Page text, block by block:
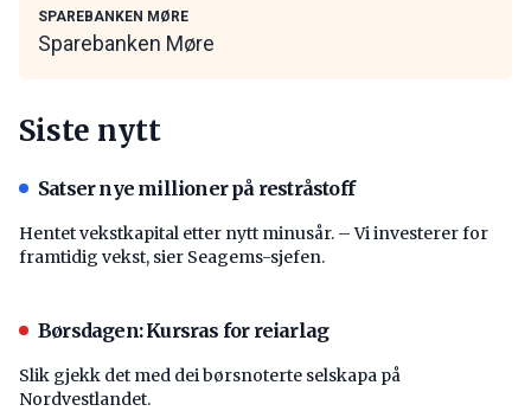
SPAREBANKEN MØRE
Sparebanken Møre
Siste nytt
Satser nye millioner på restråstoff
Hentet vekstkapital etter nytt minusår. – Vi investerer for
framtidig vekst, sier Seagems-sjefen.
Børsdagen: Kursras for reiarlag
Slik gjekk det med dei børsnoterte selskapa på
Nordvestlandet.